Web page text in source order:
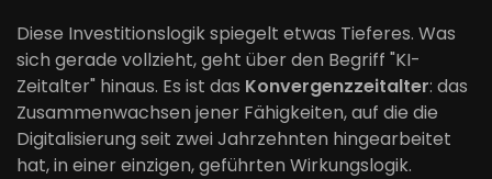
Diese Investitionslogik spiegelt etwas Tieferes. Was
sich gerade vollzieht, geht über den Begriff "KI-
Zeitalter" hinaus. Es ist das Konvergenzzeitalter: das
Zusammenwachsen jener Fähigkeiten, auf die die
Digitalisierung seit zwei Jahrzehnten hingearbeitet
hat, in einer einzigen, geführten Wirkungslogik.